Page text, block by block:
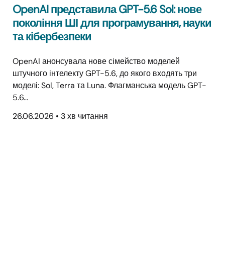
OpenAI представила GPT-5.6 Sol: нове
покоління ШІ для програмування, науки
та кібербезпеки
OpenAI анонсувала нове сімейство моделей
штучного інтелекту GPT-5.6, до якого входять три
моделі: Sol, Terra та Luna. Флагманська модель GPT-
5.6…
26.06.2026 • 3 хв читання